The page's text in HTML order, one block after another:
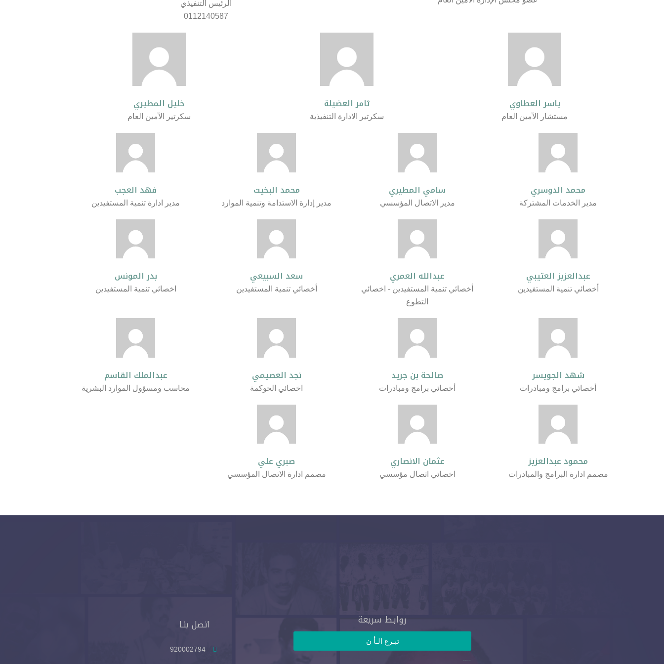
الرئيس التنفيذي
0112140587
ياسر العطاوي
مستشار الآمين العام
ثامر العضيلة
سكرتير الادارة التنفيذية
خليل المطيري
سكرتير الآمين العام
محمد الدوسري
مدير الخدمات المشتركة
سامي المطيري
مدير الاتصال المؤسسي
محمد البخيت
مدير إدارة الاستدامة وتنمية الموارد
فهد العجب
مدير ادارة تنمية المستفيدين
عبدالعزيز العتيبي
أخصائي تنمية المستفيدين
عبدالله العمري
أخصائي تنمية المستفيدين - اخصائي
التطوع
سعد السبيعي
أخصائي تنمية المستفيدين
بدر المونس
اخصائي تنمية المستفيدين
شهد الجويسر
أخصائي برامج ومبادرات
صالحة بن جريد
أخصائي برامج ومبادرات
نجد العصيمي
اخصائي الحوكمة
عبدالملك القاسم
محاسب ومسؤول الموارد البشرية
محمود عبدالعزيز
مصمم ادارة البرامج والمبادرات
عثمان الانصاري
اخصائي اتصال مؤسسي
صبري علي
مصمم ادارة الاتصال المؤسسي
روابـط سريعة
تبـرع الـأ ن
جمعية أصدقاء لاعبي كرة القدم الخيرية
اتصل بنـا
920002794